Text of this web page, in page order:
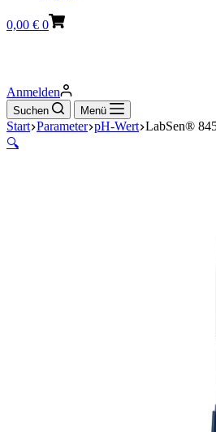
Warenkorb
0,00 € 0
Anmelden
Suchen Menü
Start Parameter pH-Wert LabSen®
🔍